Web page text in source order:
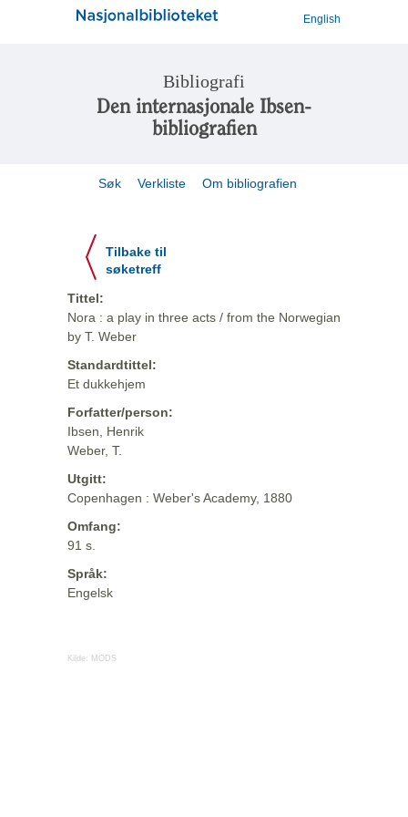
English
Bibliografi
Den internasjonale Ibsen-
bibliografien
Søk Verkliste Om bibliografien
Tilbake til
søketreff
Tittel:
Nora : a play in three acts / from the Norwegian
by T. Weber
Standardtittel:
Et dukkehjem
Forfatter/person:
Ibsen, Henrik
Weber, T.
Utgitt:
Copenhagen : Weber's Academy, 1880
Omfang:
91 s.
Språk:
Engelsk
Kilde: MODS